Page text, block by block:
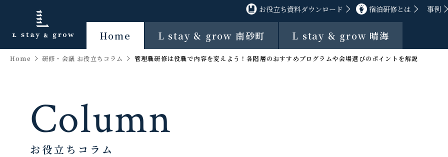
お役立ち資料ダウンロード 宿泊研修とは 事例
Home L stay & grow 南砂町 L stay & grow 晴海
Home 研修・会議 お役立ちコラム 管理職研修は役職で内容を変えよう！各階層のおすすめプログラムや会場選びのポイントを解説
Column
お役立ちコラム